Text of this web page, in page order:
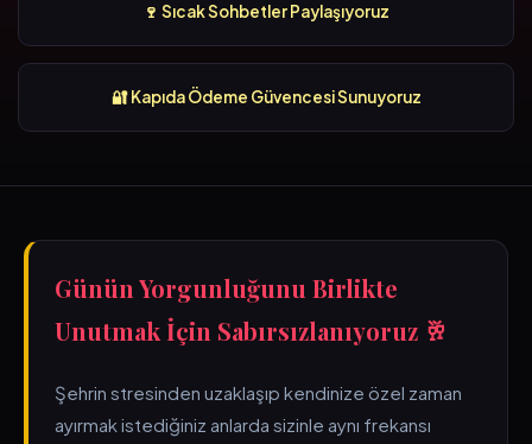
🍷 Sıcak Sohbetler Paylaşıyoruz
🔐 Kapıda Ödeme Güvencesi Sunuyoruz
Günün Yorgunluğunu Birlikte
Unutmak İçin Sabırsızlanıyoruz 🥂
Şehrin stresinden uzaklaşıp kendinize özel zaman
ayırmak istediğiniz anlarda sizinle aynı frekansı